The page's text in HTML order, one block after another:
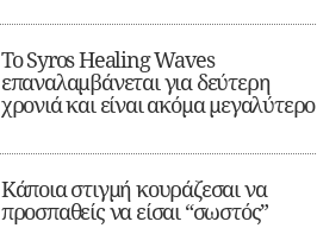
Το Syros Healing Waves
επαναλαμβάνεται για δεύτερη
χρονιά και είναι ακόμα μεγαλύτερο
Κάποια στιγμή κουράζεσαι να
προσπαθείς να είσαι “σωστός”